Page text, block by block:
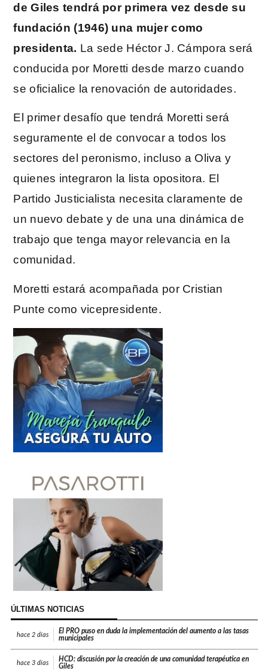
de Giles tendrá por primera vez desde su
fundación (1946) una mujer como
presidenta. La sede Héctor J. Cámpora será
conducida por Moretti desde marzo cuando
se oficialice la renovación de autoridades.
El primer desafío que tendrá Moretti será
seguramente el de convocar a todos los
sectores del peronismo, incluso a Oliva y
quienes integraron la lista opositora. El
Partido Justicialista necesita claramente de
un nuevo debate y de una una dinámica de
trabajo que tenga mayor relevancia en la
comunidad.
Moretti estará acompañada por Cristian
Punte como vicepresidente.
ÚLTIMAS NOTICIAS
hace 2 días
El PRO puso en duda la implementación del aumento a las tasas
municipales
hace 3 días
HCD: discusión por la creación de una comunidad terapéutica en
Giles